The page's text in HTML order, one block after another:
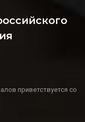
приветствуется со